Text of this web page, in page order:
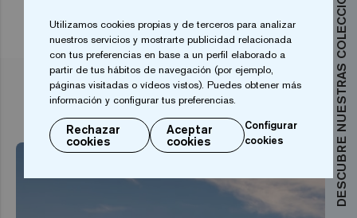
DESCUBRE NUESTRAS COLECCIONES
ARTÍCULOS RELACIONADOS
Utilizamos cookies propias y de terceros para analizar
nuestros servicios y mostrarte publicidad relacionada
con tus preferencias en base a un perfil elaborado a
partir de tus hábitos de navegación (por ejemplo,
páginas visitadas o vídeos vistos). Puedes obtener más
información y configurar tus preferencias.
Rechazar
cookies
Aceptar
cookies
Configurar
cookies